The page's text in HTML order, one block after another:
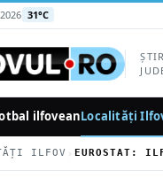
31°C
ilfoveanLocalități
ILFOV ›